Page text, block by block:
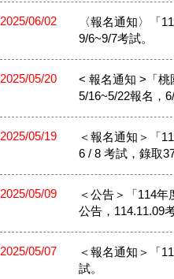
2025/06/02
〈報名通知〉「
9/6~9/7考試。
2025/05/20
< 報名通知 >「桃
5/16~5/22報名，
2025/05/19
＜報名通知＞「
6 / 8 考試，錄取
2025/05/09
＜公告＞「114
公告，114.11.09
2025/05/07
＜報名通知＞「
試。